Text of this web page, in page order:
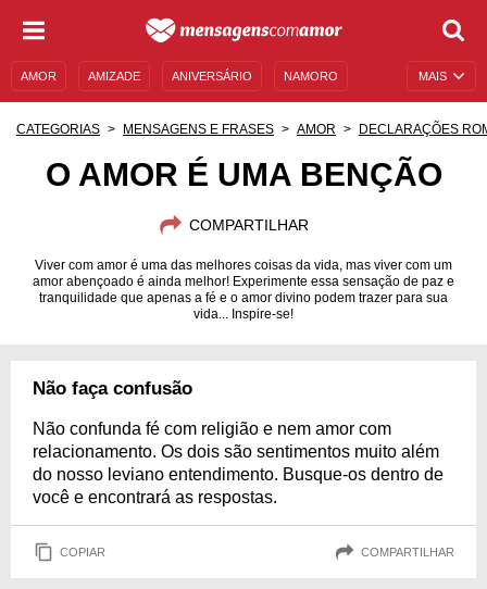
MAIS
AMOR AMIZADE ANIVERSÁRIO NAMORO
AUTOAJUDA
CATEGORIAS MENSAGENS E FRASES AMOR DECLARAÇÕES
O AMOR É UMA BENÇÃO
COMPARTILHAR
Viver com amor é uma das melhores coisas da vida, mas viver com um
amor abençoado é ainda melhor! Experimente essa sensação de paz e
tranquilidade que apenas a fé e o amor divino podem trazer para sua
vida... Inspire-se!
Não faça confusão
Não confunda fé com religião e nem amor com
relacionamento. Os dois são sentimentos muito além
do nosso leviano entendimento. Busque-os dentro de
você e encontrará as respostas.
COPIAR COMPARTILHAR